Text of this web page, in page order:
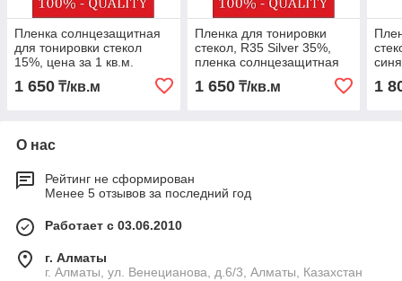
Пленка солнцезащитная
для тонировки стекол
15%, цена за 1 кв.м.
Самая популярная
плёнка на окна от жары!
1 650 ₸/кв.м
Пленка для тонировки
стекол, R35 Silver 35%,
пленка солнцезащитная
зеркальная, цена 1 кв.м.
1 650₸/кв.м 1
О нас
Рейтинг не сформирован
Менее 5 отзывов за последний год
Работает с 03.06.2010
г. Алматы
г. Алматы, ул. Венецианова, д.6/3, Алматы, Казахстан